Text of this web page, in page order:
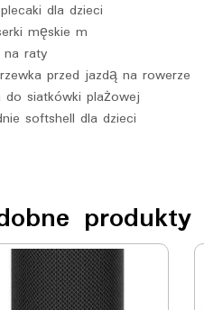
dla dzieci
męskie m
raty
przed jazdą na rowerze
do siatkówki plażowej
softshell dla dzieci
produkty